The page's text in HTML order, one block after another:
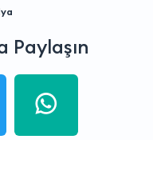
Paylaşın